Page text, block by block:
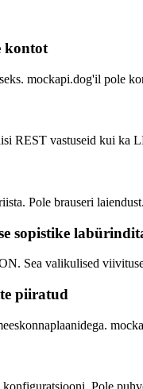
kontot
mockapi.dog'il pole
REST vastuseid kui
Pole brauseri
sopistike
Sea valikulised
piiratud